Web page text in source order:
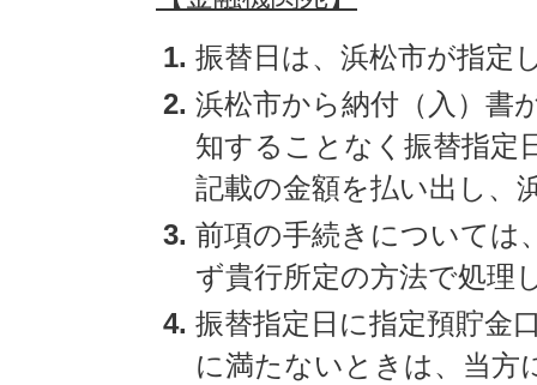
振替日は、浜松市が指定
浜松市から納付（入）書
知することなく振替指定
記載の金額を払い出し、
前項の手続きについては
ず貴行所定の方法で処理
振替指定日に指定預貯金
に満たないときは、当方